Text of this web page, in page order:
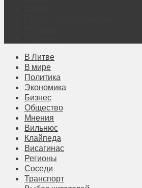
В Литве
В мире
Политика
Экономика
Бизнес
Общество
Мнения
Вильнюс
Клайпеда
Висагинас
Регионы
Соседи
Транспорт